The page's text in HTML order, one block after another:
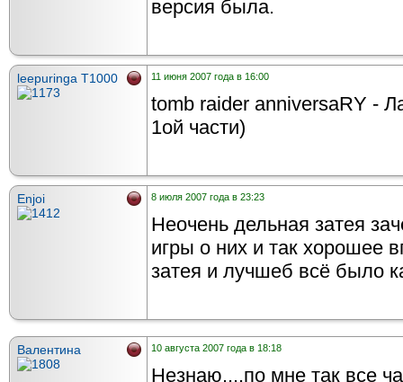
версия была.
leepuringa T1000 11 июня 2007 года в 16:00
tomb raider anniversaRY -
1ой части)
Enjoi 8 июля 2007 года в 23:23
Неочень дельная затея
игры о них и так хорошее
затея и лучшеб всё было
Валентина 10 августа 2007 года в 18:18
Незнаю....по мне так все